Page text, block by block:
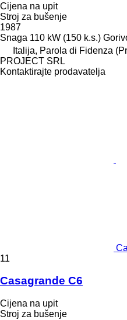
Cijena na upit
Stroj za bušenje
1987
Snaga 110 kW (150 k.s.)
Italija, Parola di Fidenza
PROJECT SRL
Kontaktirajte prodavatelja
11
Casagrande C6
Cijena na upit
Stroj za bušenje